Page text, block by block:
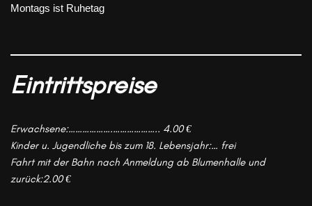
Montags ist Ruhetag
Eintrittspreise
Erwachsene:……………….……………….. 4.00 €
Kinder u. Jugendliche bis zum 18. Lebensjahr:… frei
Fahrt mit der Bahn nach Anmeldung ab Blumenhalle und
zurück:2.00 €